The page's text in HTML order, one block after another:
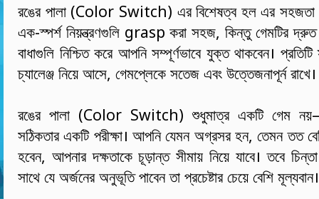
রঙের পালা (Color Switch) এর বিশেষত্ব হল এর সহজতা
এক-স্পর্শ নিয়ন্ত্রণগুলি grasp করা সহজ, কিন্তু গেমটির
বাধাগুলি নিশ্চিত করে আপনি সম্পূর্ণভাবে যুক্ত থাকবেন।
চ্যালেঞ্জ নিয়ে আসে, গেমপ্লেকে সতেজ এবং উত্তেজনাপূর্ন রাখে।
রঙের পালা (Color Switch) শুধুমাত্র একটি গেম
সঠিকতার একটি পরীক্ষা। আপনি যেমন অগ্রসর হন, তেমন তত
হবেন, আপনার দক্ষতাকে চূড়ান্ত সীমায় নিয়ে যাবে। তবে
সাথে যে অর্জনের অনুভূতি পাবেন তা প্রচেষ্টার চেয়ে বেশি মূল্যবান।